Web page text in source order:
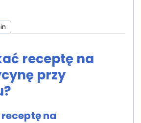
receptę na
przy
na